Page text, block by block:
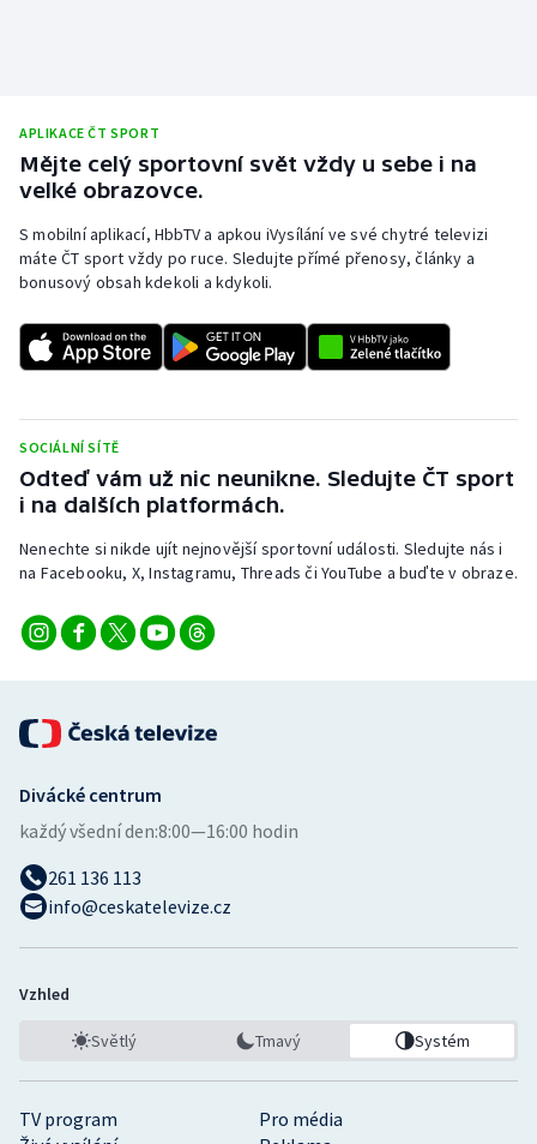
APLIKACE ČT SPORT
Mějte celý sportovní svět vždy u sebe i na
velké obrazovce.
S mobilní aplikací, HbbTV a apkou iVysílání ve své chytré televizi
máte ČT sport vždy po ruce. Sledujte přímé přenosy, články a
bonusový obsah kdekoli a kdykoli.
SOCIÁLNÍ SÍTĚ
Odteď vám už nic neunikne. Sledujte ČT sport
i na dalších platformách.
Nenechte si nikde ujít nejnovější sportovní události. Sledujte nás i
na Facebooku, X, Instagramu, Threads či YouTube a buďte v obraze.
TV program
Pro média
Divácké centrum
každý všední den:8:00—16:00 hodin
261 136 113
info@ceskatelevize.cz
Vzhled
Světlý Tmavý Systém